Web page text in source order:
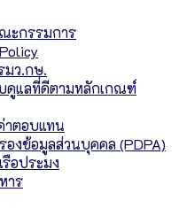
ะกรรมการ
มว.กษ.
ดูแลที่ดีตามหลักเกณฑ์
ตอบแทน
งข้อมูลส่วนบุคคล (PDPA)
อประมง
าร